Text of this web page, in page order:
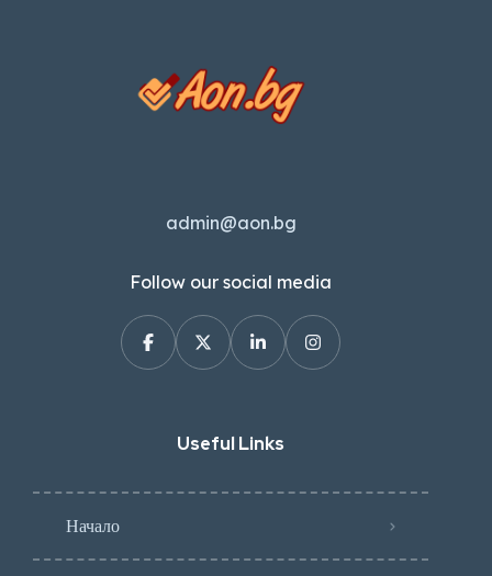
admin@aon.bg
Follow our social media
Useful Links
Начало